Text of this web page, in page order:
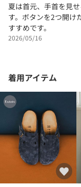
夏は首元、手首を見
す。ボタンを2つ開け
すすめです。
2026/05/16
着用アイテム